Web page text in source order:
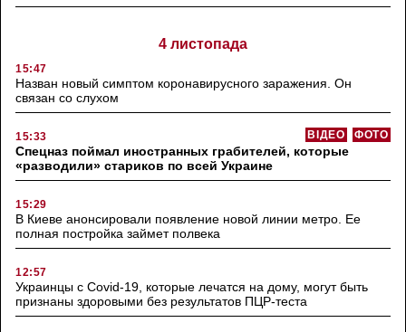
4 листопада
15:47
Назван новый симптом коронавирусного заражения. Он
связан со слухом
15:33 ФОТО
ВІДЕО
Спецназ поймал иностранных грабителей, которые
«разводили» стариков по всей Украине
15:29
В Киеве анонсировали появление новой линии метро. Ее
полная постройка займет полвека
12:57
Украинцы с Covid-19, которые лечатся на дому, могут быть
признаны здоровыми без результатов ПЦР-теста